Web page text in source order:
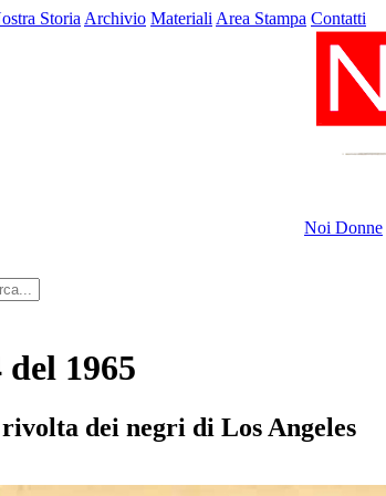
Storia Archivio Materiali Area Stampa Contatti
Noi Donne
1965
dei negri di Los Angeles